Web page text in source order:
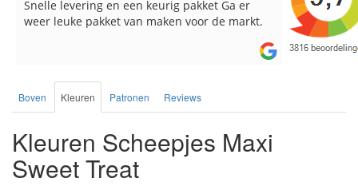
Reeds meerdere keren breigaren en
breinaalden besteld, altijd heel tevreden over
Snelle
Boven Kleuren Patronen Reviews
Kleuren Scheepjes Maxi
Sweet Treat